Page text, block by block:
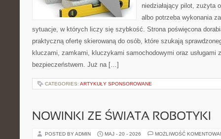
niedziałający pilot, zużyta
albo potrzeba wykonania
sytuacje, w których liczy się szybkość. Strona poświęcona
praktyczną ofertę skierowaną do osób, które szukają
kluczami, zamkami, kluczykami samochodowymi oraz usługami
bezpieczeństwem. Już na […]
CATEGORIES: ARTYKUŁY SPONSOROWANE
NOWINKI ZE ŚWIATA ROBOTYKI
POSTED BY ADMIN MAJ - 20 - 2026 MOŻLIWOŚĆ